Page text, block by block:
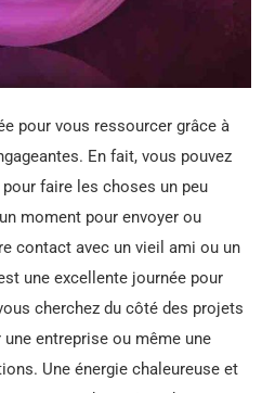
pour vous ressourcer grâce à
En fait, vous pouvez
faire les choses un peu
moment pour envoyer ou
contact avec un vieil ami ou un
une excellente journée pour
cherchez du côté des projets
entreprise ou même une
Une énergie chaleureuse et